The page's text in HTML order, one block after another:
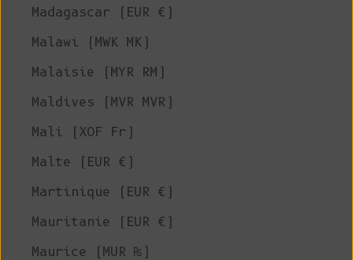
Madagascar (EUR €)
Malawi (MWK MK)
Malaisie (MYR RM)
Maldives (MVR MVR)
Mali (XOF Fr)
Malte (EUR €)
Martinique (EUR €)
Mauritanie (EUR €)
Maurice (MUR ₨)